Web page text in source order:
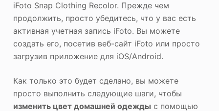
iFoto Snap Clothing Recolor. Прежде чем
продолжить, просто убедитесь, что у вас есть
активная учетная запись iFoto. Вы можете
создать его, посетив веб-сайт iFoto или просто
загрузив приложение для iOS/Android.
Как только это будет сделано, вы можете
просто выполнить следующие шаги, чтобы
изменить цвет домашней одежды с помощью